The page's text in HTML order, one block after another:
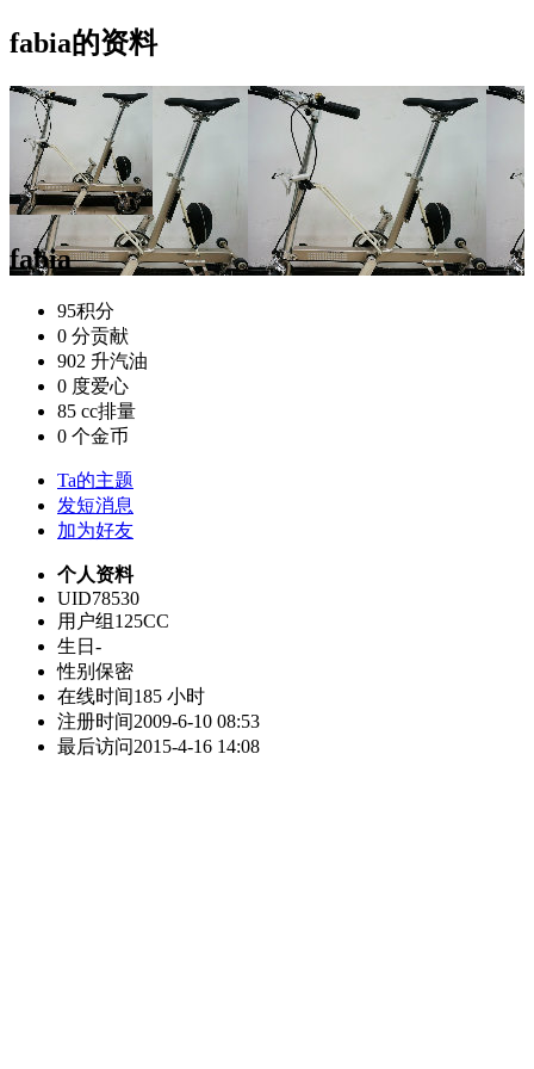
fabia的资料
fabia
95积分
0 分贡献
902 升汽油
0 度爱心
85 cc排量
0 个金币
Ta的主题
发短消息
加为好友
个人资料
UID78530
用户组 125CC
生日 -
性别 保密
在线时间185 小时
注册时间2009-6-10 08:53
最后访问2015-4-16 14:08